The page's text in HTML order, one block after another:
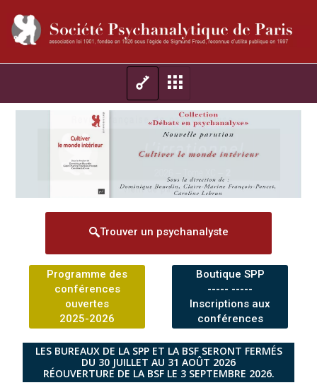
Trouver un psychanalyste
Programme des
conférences
ouvertes
2025-2026
Boutique SPP
----- -----
Inscriptions aux
conférences
LES BUREAUX DE LA SPP ET LA BSF SERONT FERMÉS
DU 30 JUILLET AU 31 AOÛT 2026
RÉOUVERTURE DE LA BSF LE 3 SEPTEMBRE 2026.